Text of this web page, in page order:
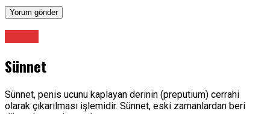
Sünnet
Sünnet, penis ucunu kaplayan derinin (preputium) cerrahi
olarak çıkarılması işlemidir. Sünnet, eski zamanlardan beri